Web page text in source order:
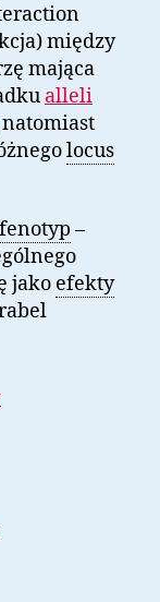
między
mająca
alleli
natomiast
locus
fenotyp –
jako efekty